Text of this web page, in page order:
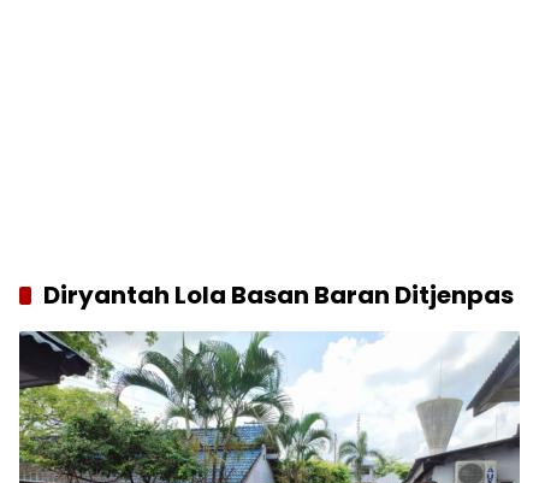
Diryantah Lola Basan Baran Ditjenpas